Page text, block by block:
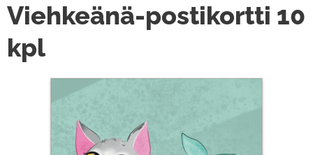
Viehkeänä-postikortti 10
kpl